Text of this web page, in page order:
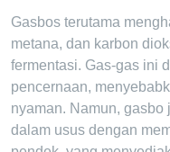
Gasbos terutama
metana, dan karbon
fermentasi. Gas-gas ini
pencernaan,
nyaman. Namun,
dalam usus dengan